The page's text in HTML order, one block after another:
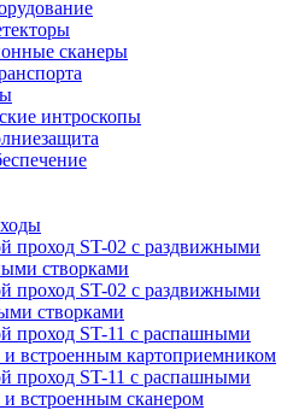
сканеры
интроскопы
проход ST-02 с раздвижными
створками
проход ST-02 с раздвижными
створками
проход ST-11 с распашными
и встроенным картоприемником
проход ST-11 с распашными
и встроенным сканером